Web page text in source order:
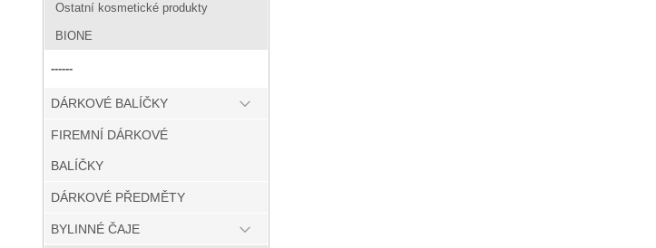
Ostatní kosmetické produkty
BIONE
------
DÁRKOVÉ BALÍČKY
FIREMNÍ DÁRKOVÉ
BALÍČKY
DÁRKOVÉ PŘEDMĚTY
BYLINNÉ ČAJE